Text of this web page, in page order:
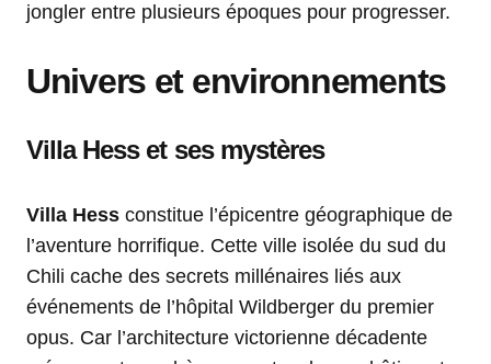
jongler entre plusieurs époques pour progresser.
Univers et environnements
Villa Hess et ses mystères
Villa Hess constitue l’épicentre géographique de
l’aventure horrifique. Cette ville isolée du sud du
Chili cache des secrets millénaires liés aux
événements de l’hôpital Wildberger du premier
opus. Car l’architecture victorienne décadente